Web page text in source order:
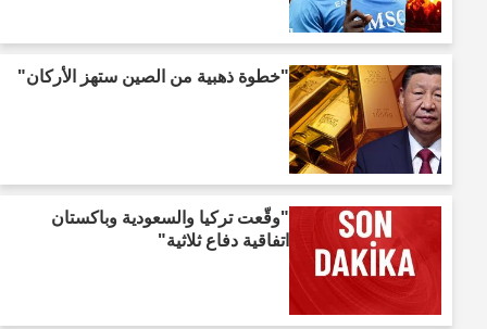
"خطوة ذهبية من الصين ستهز الأركان"
"وقّعت تركيا والسعودية وباكستان
اتفاقية دفاع ثلاثية"